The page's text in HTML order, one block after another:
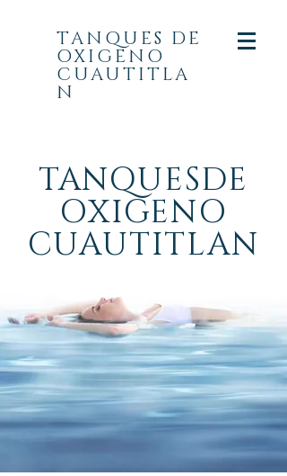
TANQUES DE
OXIGENO
CUAUTITLA
N
TANQUESDE
OXIGENO
CUAUTITLAN